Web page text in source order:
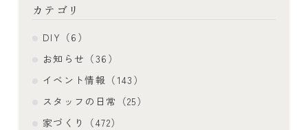
カテゴリ
DIY（6）
お知らせ（36）
イベント情報（143）
スタッフの日常（25）
家づくり（472）